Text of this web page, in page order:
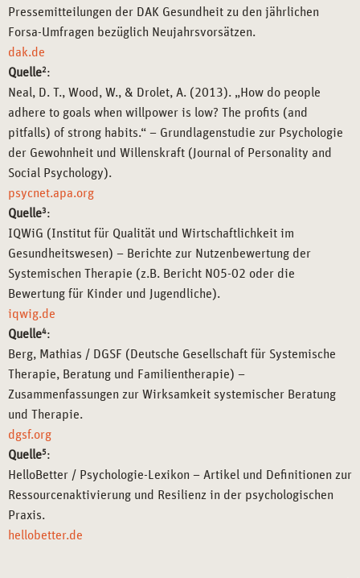
Pressemitteilungen der DAK Gesundheit zu den jährlichen
Forsa-Umfragen bezüglich Neujahrsvorsätzen.
dak.de
Quelle2:
Neal, D. T., Wood, W., & Drolet, A. (2013). „How do people
adhere to goals when willpower is low? The profits (and
pitfalls) of strong habits.“ – Grundlagenstudie zur Psychologie
der Gewohnheit und Willenskraft (Journal of Personality and
Social Psychology).
psycnet.apa.org
Quelle3 :
IQWiG (Institut für Qualität und Wirtschaftlichkeit im
Gesundheitswesen) – Berichte zur Nutzenbewertung der
Systemischen Therapie (z.B. Bericht N05-02 oder die
Bewertung für Kinder und Jugendliche).
iqwig.de
Quelle4:
Berg, Mathias / DGSF (Deutsche Gesellschaft für Systemische
Therapie, Beratung und Familientherapie) –
Zusammenfassungen zur Wirksamkeit systemischer Beratung
und Therapie.
dgsf.org
Quelle5 :
HelloBetter / Psychologie-Lexikon – Artikel und Definitionen zur
Ressourcenaktivierung und Resilienz in der psychologischen
Praxis.
hellobetter.de